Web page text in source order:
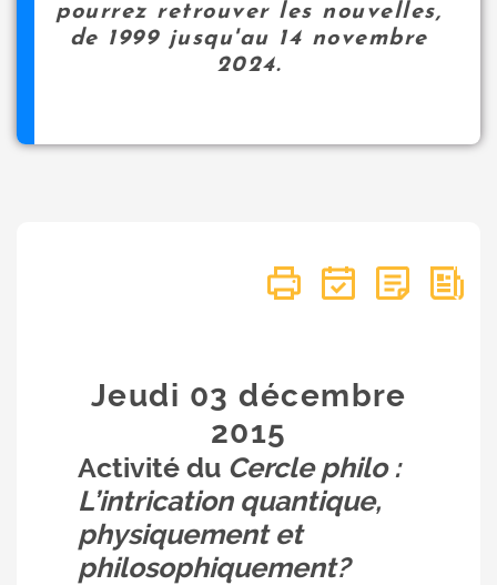
pourrez retrouver les nouvelles,
de 1999 jusqu'au 14 novembre
2024.
Jeudi 03décembre
2015
Activité du Cercle philo :
L’intrication quantique,
physiquement et
philosophiquement?